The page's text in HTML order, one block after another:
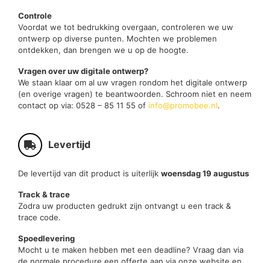
Controle
Voordat we tot bedrukking overgaan, controleren we uw
ontwerp op diverse punten. Mochten we problemen
ontdekken, dan brengen we u op de hoogte.
Vragen over uw digitale ontwerp?
We staan klaar om al uw vragen rondom het digitale ontwerp
(en overige vragen) te beantwoorden. Schroom niet en neem
contact op via: 0528 – 85 11 55 of info@promobee.nl.
Levertijd
De levertijd van dit product is uiterlijk woensdag 19 augustus
Track & trace
Zodra uw producten gedrukt zijn ontvangt u een track &
trace code.
Spoedlevering
Mocht u te maken hebben met een deadline? Vraag dan via